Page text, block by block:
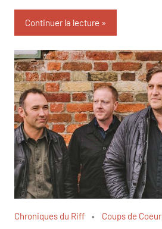
Continuer la lecture
Chroniques du Riff Coups de Coeur